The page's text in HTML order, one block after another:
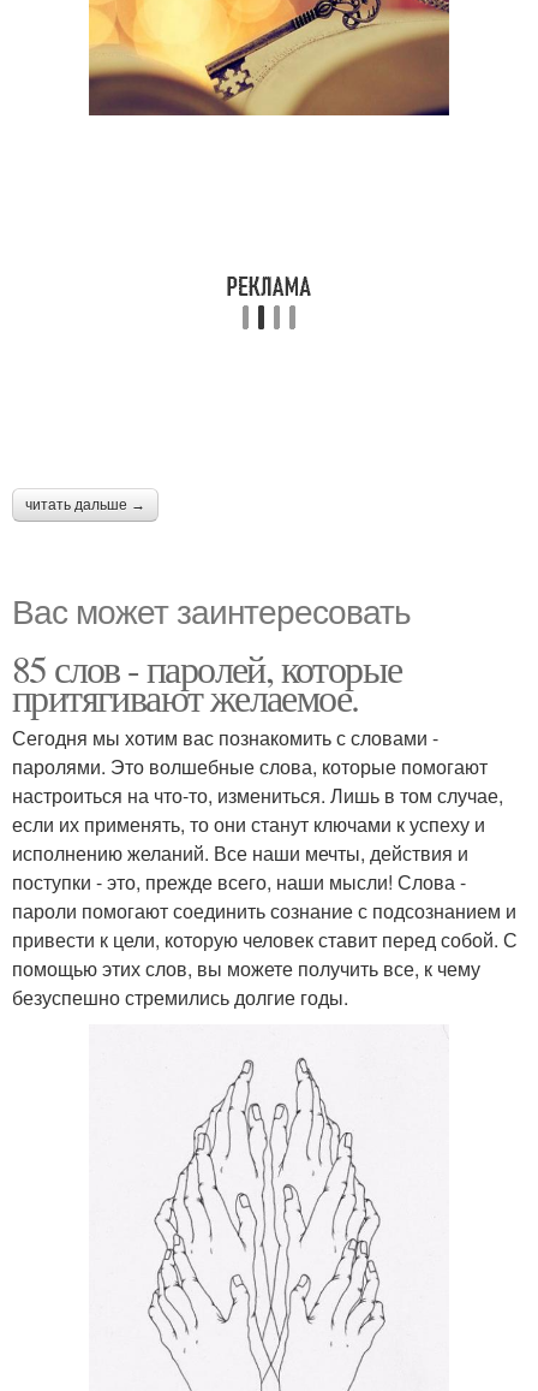
читать дальше →
Вас может заинтересовать
85 слов - паролей, которые
притягивают желаемое.
Сегодня мы хотим вас познакомить с словами -
паролями. Это волшебные слова, которые помогают
настроиться на что-то, измениться. Лишь в том случае,
если их применять, то они станут ключами к успеху и
исполнению желаний. Все наши мечты, действия и
поступки - это, прежде всего, наши мысли! Слова -
пароли помогают соединить сознание с подсознанием и
привести к цели, которую человек ставит перед собой. С
помощью этих слов, вы можете получить все, к чему
безуспешно стремились долгие годы.